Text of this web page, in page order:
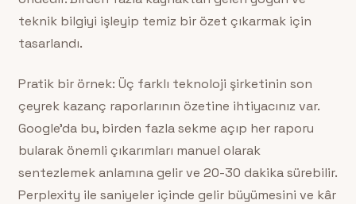
teknik bilgiyi işleyip temiz bir özet çıkarmak için
tasarlandı.
Pratik bir örnek: Üç farklı teknoloji şirketinin son
çeyrek kazanç raporlarının özetine ihtiyacınız var.
Google’da bu, birden fazla sekme açıp her raporu
bularak önemli çıkarımları manuel olarak
sentezlemek anlamına gelir ve 20-30 dakika sürebilir.
Perplexity ile saniyeler içinde gelir büyümesini ve kâr